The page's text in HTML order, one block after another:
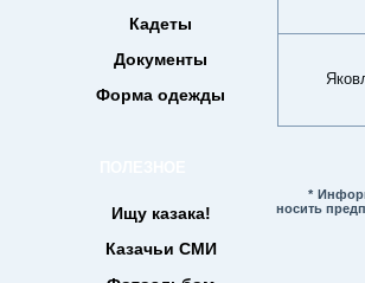
Кадеты
Документы
Форма одежды
Ищу казака!
Казачьи СМИ
*
носить